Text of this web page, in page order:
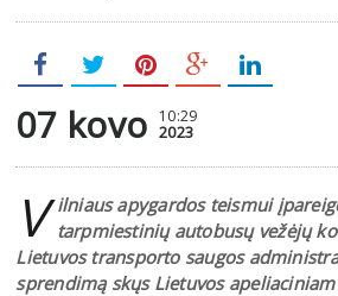
07 kovo 10:29
2023
V ilniaus apygardos teismui
tarpmiestinių autobusų vežėjų
Lietuvos transporto saugos
sprendimą skųs Lietuvos